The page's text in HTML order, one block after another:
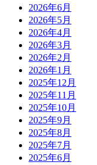
2026年6月
2026年5月
2026年4月
2026年3月
2026年2月
2026年1月
2025年12月
2025年11月
2025年10月
2025年9月
2025年8月
2025年7月
2025年6月